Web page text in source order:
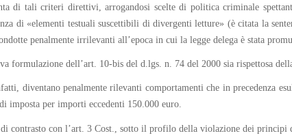
di tali criteri direttivi, arrogandosi scelte di politica criminale
di «elementi testuali suscettibili di divergenti letture» (è citata la
penalmente irrilevanti all’epoca in cui la legge delega è stata
formulazione dell’art. 10-bis del d.lgs. n. 74 del 2000 sia rispettosa
diventano penalmente rilevanti comportamenti che in precedenza
imposta per importi eccedenti 150.000 euro.
contrasto con l’art. 3 Cost., sotto il profilo della violazione dei principi